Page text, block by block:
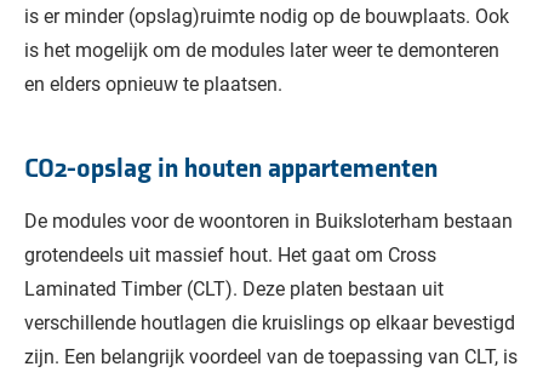
is er minder (opslag)ruimte nodig op de bouwplaats. Ook
is het mogelijk om de modules later weer te demonteren
en elders opnieuw te plaatsen.
CO2-opslag in houten appartementen
De modules voor de woontoren in Buiksloterham bestaan
grotendeels uit massief hout. Het gaat om Cross
Laminated Timber (CLT). Deze platen bestaan uit
verschillende houtlagen die kruislings op elkaar bevestigd
zijn. Een belangrijk voordeel van de toepassing van CLT, is